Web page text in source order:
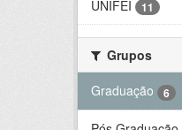
UNIFEI
11
Grupos
Graduação
6